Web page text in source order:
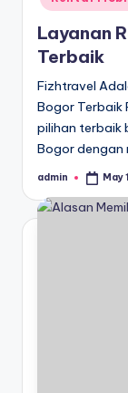
Layanan
Terbaik
Fizhtravel
Bogor Terbaik
pilihan terbaik
Bogor dengan
Posted
admin May